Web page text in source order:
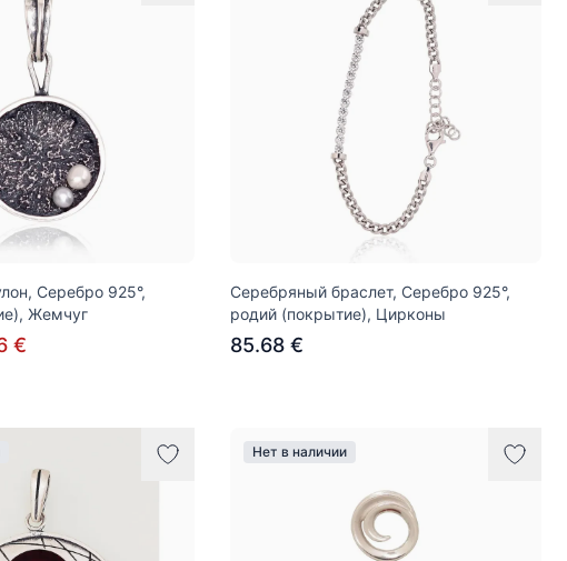
Серебро 925°,
Жемчуг
€
Серебряный браслет, Серебро 925°,
родий (покрытие), Цирконы
85.68 €
Нет в наличии